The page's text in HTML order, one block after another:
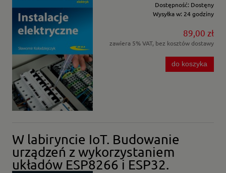
Dostępność: Dostęny
Wysyłka w: 24 godziny
89,00 zł
zawiera 5% VAT, bez kosztów dostawy
do koszyka
W labiryncie IoT. Budowanie
urządzeń z wykorzystaniem
układów ESP8266 i ESP32.